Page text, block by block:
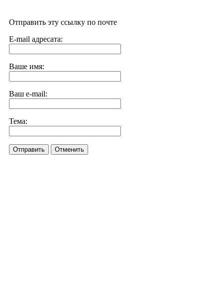
Отправить эту ссылку по почте
E-mail адресата:
Ваше имя:
Ваш e-mail:
Тема:
Отправить Отменить